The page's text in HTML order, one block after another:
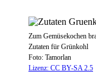
Zum Gemüsekochen
Zutaten für Grünkohl
Foto: Tamorlan
Lizenz: CC BY-SA 2.5